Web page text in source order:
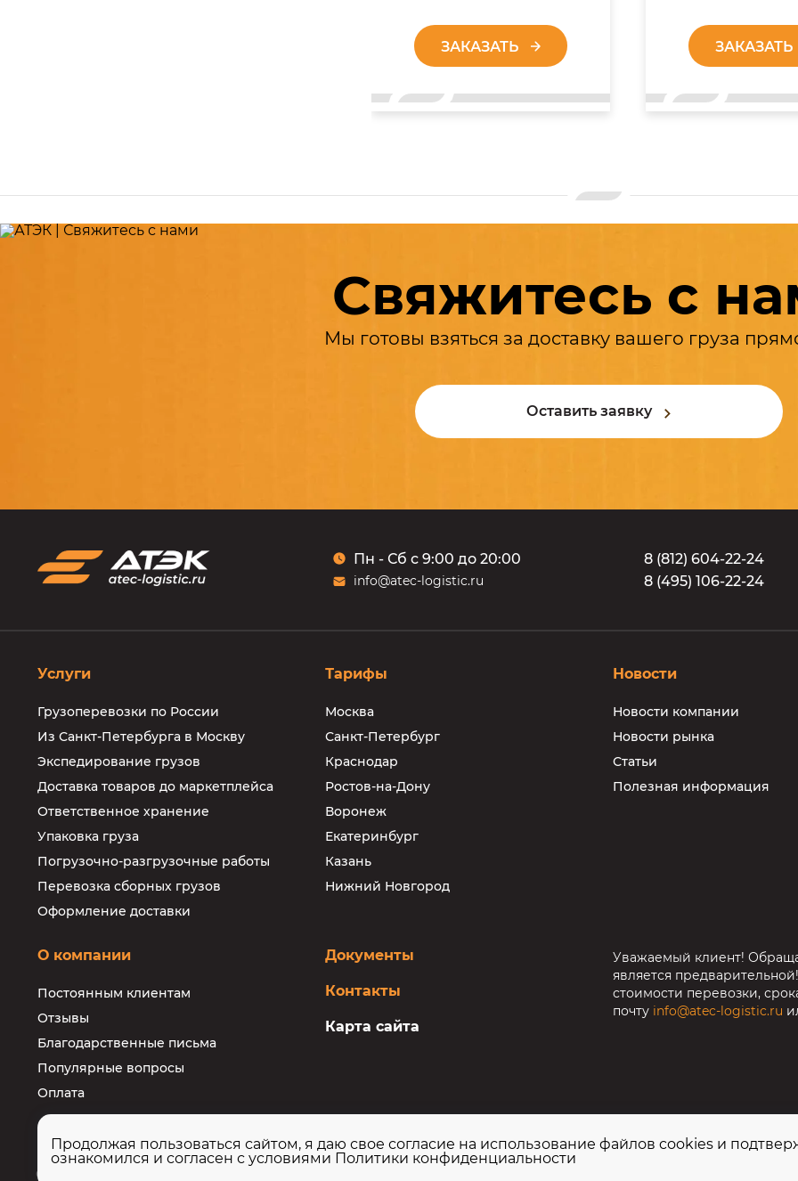
Продолжая пользоваться сайтом, я даю свое согласие на использование файлов cookies и
ознакомился и согласен с условиями Политики конфиденциальности
ЗАКАЗАТЬ ЗАКАЗАТЬ
Свяжитесь с
Мы готовы взяться за доставку вашего груза
Оставить заявку
Пн - Сб с 9:00 до 20:00
info@atec-logistic.ru
8 (812) 604-22-24
8 (495) 106-22-24
Услуги
Грузоперевозки по России
Из Санкт-Петербурга в Москву
Экспедирование грузов
Доставка товаров до маркетплейса
Ответственное хранение
Упаковка груза
Погрузочно-разгрузочные работы
Перевозка сборных грузов
Оформление доставки
Тарифы
Москва
Санкт-Петербург
Краснодар
Ростов-на-Дону
Воронеж
Екатеринбург
Казань
Нижний Новгород
Новости
Новости компании
Новости рынка
Статьи
Полезная информация
О компании
Постоянным клиентам
Отзывы
Благодарственные письма
Популярные вопросы
Оплата
Документы
Контакты
Карта сайта
Уважаемый клиент!
является
стоимости перевозки,
почту info@atec-logistic.ru
ООО «АТЭК» / © 2015-2026 все права защищены